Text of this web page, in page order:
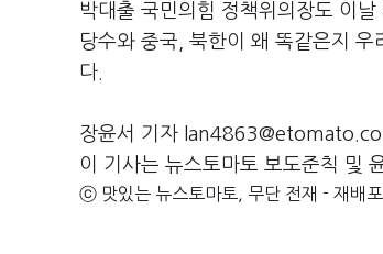
박대출 국민의힘 정책위의장도 이
당수와 중국, 북한이 왜 똑같은지
다.
장윤서 기자
이 기사는 뉴스토마토 보도준칙 및
ⓒ 맛있는 뉴스토마토, 무단 전재 - 재배포